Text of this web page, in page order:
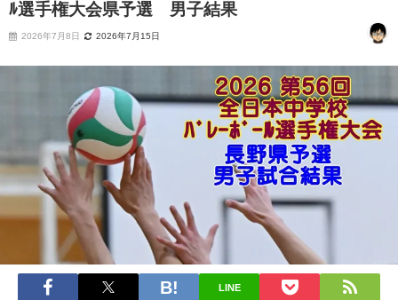
ﾙ選手権大会県予選 男子結果
2026年7月8日 2026年7月15日
LINE